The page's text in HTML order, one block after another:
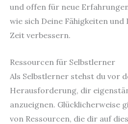
und offen für neue
wie sich Deine Fähigkeiten
Zeit verbessern.
Ressourcen für Selbstlerner
Als Selbstlerner stehst du vor
Herausforderung, dir
anzueignen. Glücklicherweise
von Ressourcen, die dir auf